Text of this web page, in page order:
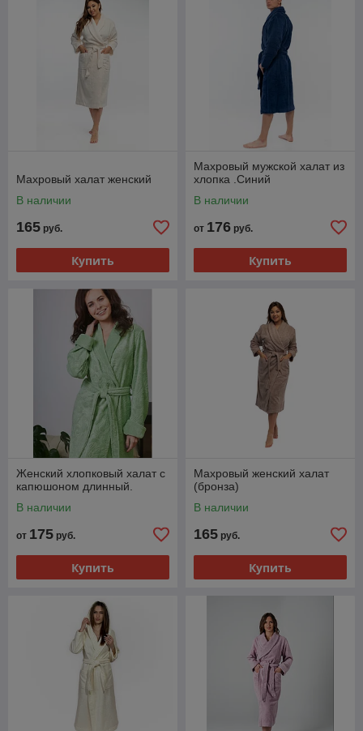
Махровый халат женский
В наличии
165 руб.
Купить
Махровый мужской халат из
хлопка .Синий
В наличии
от 176 руб.
Купить
Женский хлопковый халат с
капюшоном длинный.
В наличии
от 175 руб.
Купить
Махровый женский халат
(бронза)
В наличии
165 руб.
Купить